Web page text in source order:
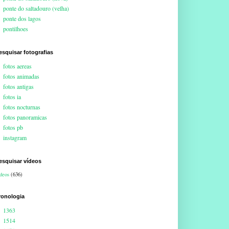
ponte do saltadouro (velha)
ponte dos lagos
pontilhoes
fotografias
fotos aereas
fotos animadas
fotos antigas
fotos ia
fotos nocturnas
fotos panoramicas
fotos pb
instagram
vídeos
(636)
1363
1514